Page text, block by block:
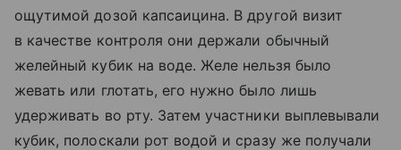
ощутимой дозой капсаицина. В другой визит
в качестве контроля они держали обычный
желейный кубик на воде. Желе нельзя было
жевать или глотать, его нужно было лишь
удерживать во рту. Затем участники выплевывали
кубик, полоскали рот водой и сразу же получали